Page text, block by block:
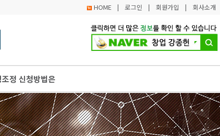
HOME| 로그인 | 회원가입 | 회사소개
정 신청방법은
서포터즈 2기 모집… ESG 및 임팩트투자 인식 제고
를 망라한 한식 종합 체험·홍보관 조성